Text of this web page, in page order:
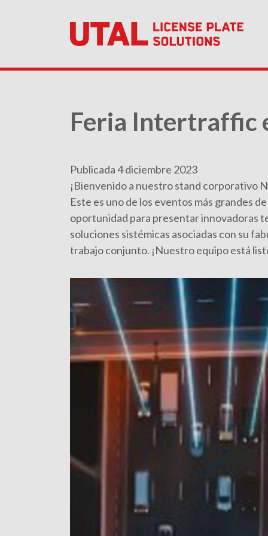
Feria Intertraffic
Publicada 4 diciembre 2023
¡Bienvenido a nuestro stand corporativo
Este es uno de los eventos más grandes
oportunidad para presentar innovadoras
soluciones sistémicas asociadas con su
trabajo conjunto. ¡Nuestro equipo está